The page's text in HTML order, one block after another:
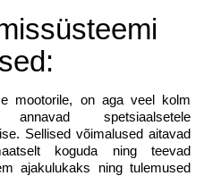
mootorile, on aga veel kolm
spetsiaalsetele
Sellised võimalused aitavad
koguda ning teevad
ajakulukaks ning tulemused